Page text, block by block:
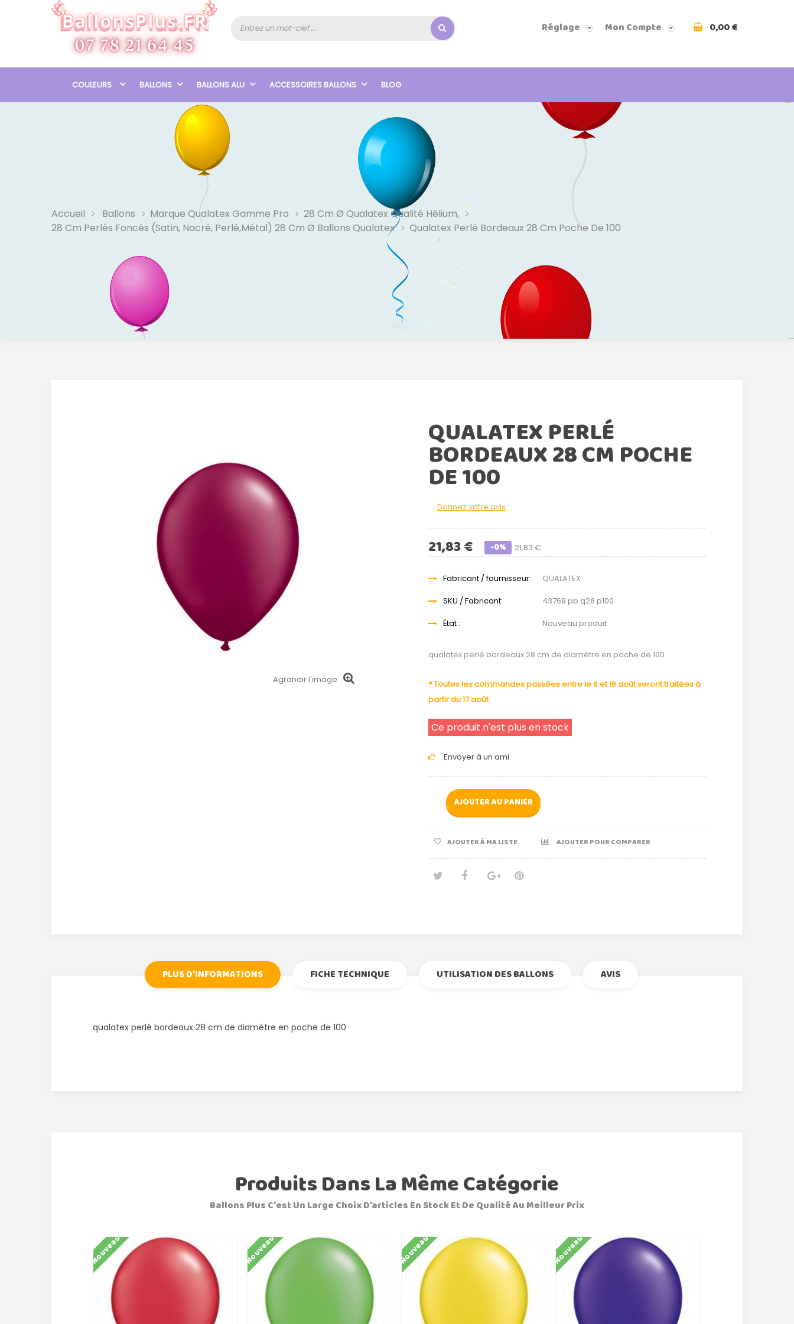
Réglage Mon Compte 0,00 €
COULEURS BALLONS BALLONS ALU ACCESSOIRES BALLONS BLOG
Accueil Ballons Marque Qualatex Gamme Pro
28 Cm Ø Qualatex Qualité Hélium,
28 Cm Perlés Foncés (Satin, Nacré, Perlé,Métal) 28 Cm Ø Ballons Qualatex
Qualatex Perlé Bordeaux 28 Cm Poche De 100
Agrandir l'image
QUALATEX PERLÉ
BORDEAUX 28 CM POCHE
DE 100
Donnez votre avis
21,83 €
21,83 € -0%
Fabricant / fournisseur:
QUALATEX
SKU / Fabricant:
43769 pb q28 p100
État :
Nouveau produit
qualatex perlé bordeaux 28 cm de diamètre en poche de 100
* Toutes les commandes passées entre le 6 et 16 août seront traitées à
partir du 17 août.
Ce produit n'est plus en stock
Envoyer à un ami
AJOUTER AU PANIER
AJOUTER À MA LISTE AJOUTER POUR COMPARER
PLUS D'INFORMATIONS FICHE TECHNIQUE UTILISATION DES BALLONS AVIS
qualatex perlé bordeaux 28 cm de diamètre en poche de 100
Produits Dans La Même Catégorie
Ballons Plus C'est Un Large Choix D'articles En Stock Et De Qualité Au Meilleur Prix
Nouveau Nouveau Nouveau Nouveau